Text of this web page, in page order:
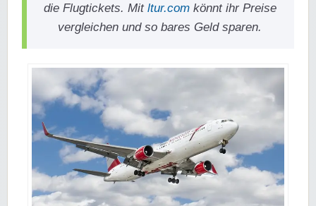
die Flugtickets. Mit ltur.comkönnt ihr Preise
vergleichen und so bares Geld sparen.